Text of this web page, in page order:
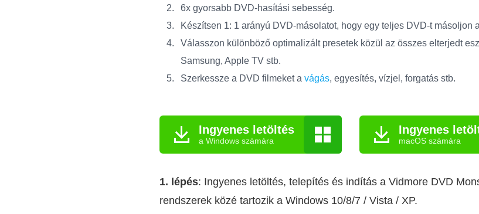
6x gyorsabb DVD-hasítási sebesség.
Készítsen 1: 1 arányú DVD-másolatot, hogy egy teljes DVD-t másoljon
Válasszon különböző optimalizált presetek közül az összes elterjedt
Samsung, Apple TV stb.
Szerkessze a DVD filmeket a vágás, egyesítés, vízjel, forgatás stb.
Ingyenes letöltés
a Windows számára
Ingyenes
macOS számára
1. lépés: Ingyenes letöltés, telepítés és indítás a Vidmore DVD
rendszerek közé tartozik a Windows 10/8/7 / Vista / XP.